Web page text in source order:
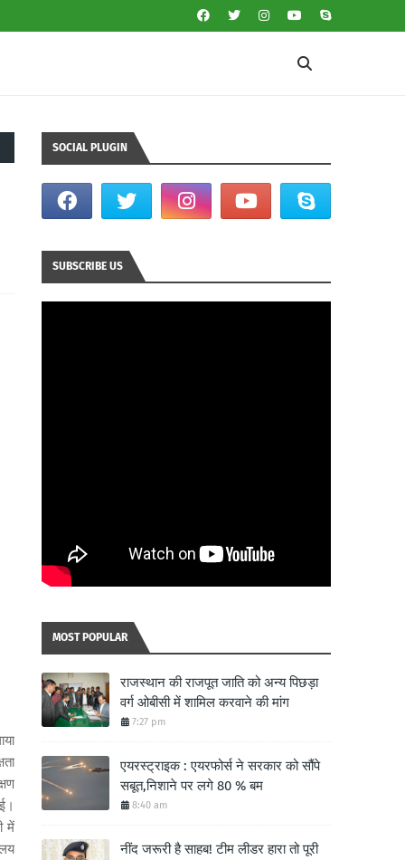
में
SOCIAL PLUGIN
SUBSCRIBE US
MOST POPULAR
राजस्थान की राजपूत जाति को अन्य पिछड़ा
वर्ग ओबीसी में शामिल करवाने की मांग
7:27 pm
एयरस्ट्राइक : एयरफोर्स ने सरकार को सौंपे
सबूत,निशाने पर लगे 80 % बम
8:40 am
नींद जरूरी है साहब! टीम लीडर हारा तो पूरी